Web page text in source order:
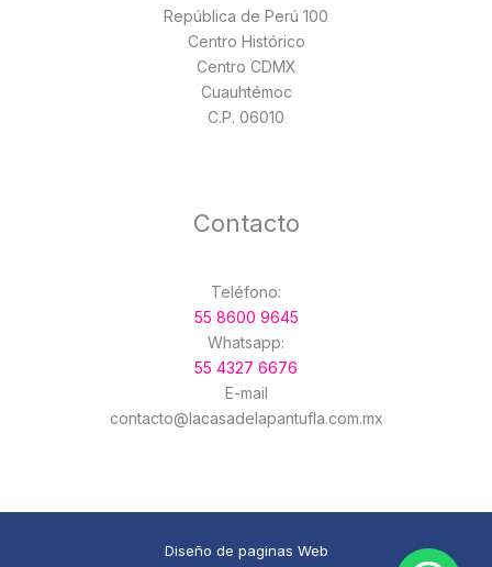
República de Perú 100
Centro Histórico
Centro CDMX
Cuauhtémoc
C.P. 06010
Contacto
Teléfono:
55 8600 9645
Whatsapp:
55 4327 6676
E-mail
contacto@lacasadelapantufla.com.mx
Diseño de paginas Web